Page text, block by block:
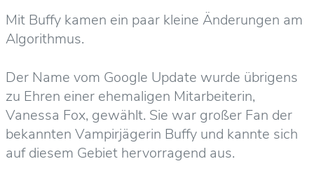
Mit Buffy kamen ein paar kleine Änderungen am
Algorithmus.
Der Name vom Google Update wurde übrigens
zu Ehren einer ehemaligen Mitarbeiterin,
Vanessa Fox, gewählt. Sie war großer Fan der
bekannten Vampirjägerin Buffy und kannte sich
auf diesem Gebiet hervorragend aus.